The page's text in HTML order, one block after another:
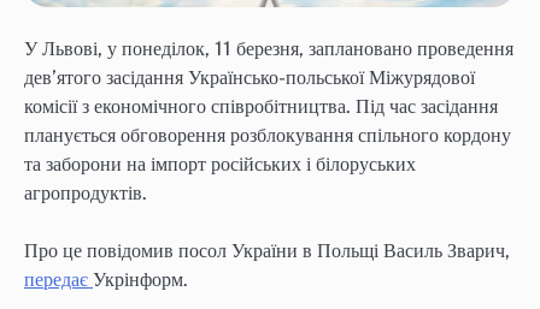
У Львові, у понеділок, 11 березня, заплановано проведення
дев’ятого засідання Українсько-польської Міжурядової
комісії з економічного співробітництва. Під час засідання
планується обговорення розблокування спільного кордону
та заборони на імпорт російських і білоруських
агропродуктів.
Про це повідомив посол України в Польщі Василь Зварич,
передає Укрінформ.